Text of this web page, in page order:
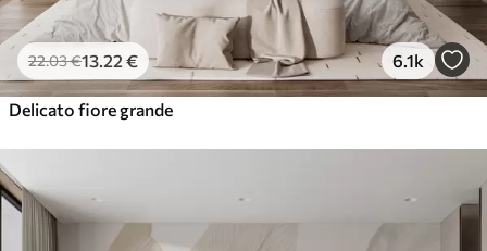
22.03€13 .22 € 6.1k
Delicato fiore grande